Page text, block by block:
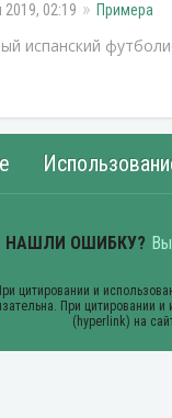
2019, 02:19 Примера
испанский